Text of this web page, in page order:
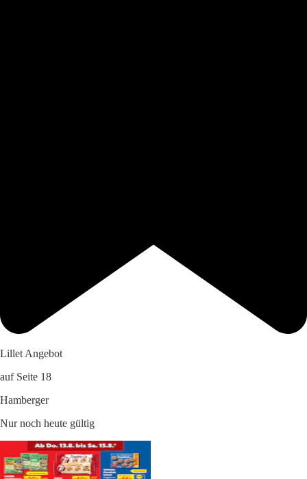
Lillet Angebot
auf Seite 18
Hamberger
Nur noch heute gültig